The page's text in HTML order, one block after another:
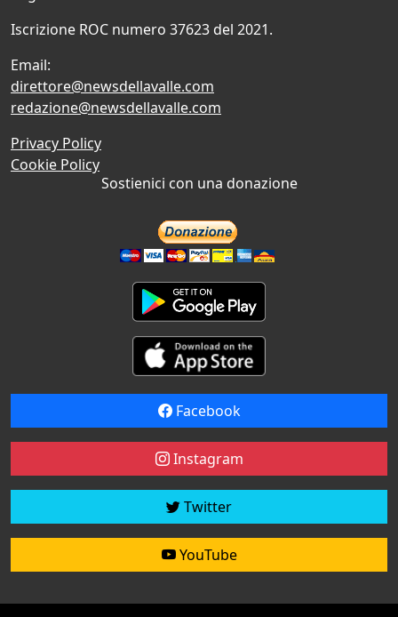
Iscrizione ROC numero 37623 del 2021.
Email:
direttore@newsdellavalle.com
redazione@newsdellavalle.com
Privacy Policy
Cookie Policy
Sostienici con una donazione
Facebook
Instagram
Twitter
YouTube